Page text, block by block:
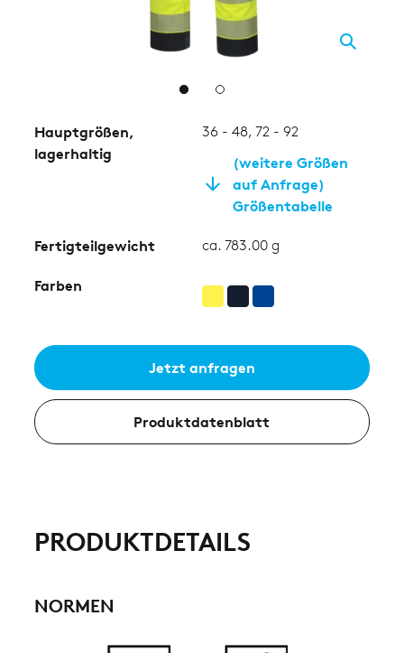
Hauptgrößen,
lagerhaltig
36 - 48, 72 - 92
(weitere Größen
auf Anfrage)
Größentabelle
Fertigteilgewicht ca. 783.00 g
Farben
Jetzt anfragen
Produktdatenblatt
PRODUKTDETAILS
NORMEN